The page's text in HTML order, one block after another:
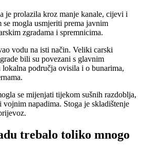
je prolazila kroz manje kanale, cijevi i
mogla usmjeriti prema javnim
zgradama i spremnicima.
vodu na isti način. Veliki carski
bili su povezani s glavnim
područja ovisila i o bunarima,
se mijenjati tijekom sušnih razdoblja,
napadima. Stoga je skladištenje
trebalo toliko mnogo